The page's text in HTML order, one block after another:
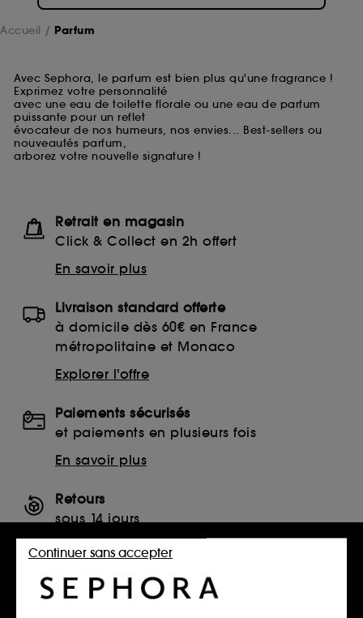
Accueil Parfum
Avec Sephora, le parfum est bien plus qu'une fragrance !
Exprimez votre personnalité
avec une eau de toilette florale ou une eau de parfum
puissante pour un reflet
évocateur de nos humeurs, nos envies... Best-sellers ou
nouveautés parfum,
arborez votre nouvelle signature !
Retrait en magasin
Click & Collect en 2h offert
En savoir plus
Livraison standard offerte
à domicile dès 60€ en France
métropolitaine et Monaco
Explorer l'offre
Paiements sécurisés
et paiements en plusieurs fois
En savoir plus
Retours
sous 14 jours
Retourner mon article
SERVICES, CONTACT ET CONDITIONS DES OFFRES
Continuer sans accepter